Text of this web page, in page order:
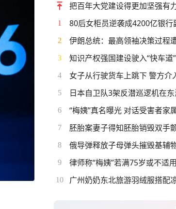
把百年大党建设得更加坚强有
1 80后女柜员逆袭成4200亿银行
2
3 知识产权强国建设驶入“快车道”
4 女子从行驶货车上跳下 警方介
5
6 “梅姨”真名曝光 对话受害者家
7 胚胎案妻子得知胚胎销毁双手
8 俄导弹释放子母弹头摧毁基辅
9 律师称“梅姨”若满75岁或不适
10 广州奶奶东北旅游羽绒服搭配